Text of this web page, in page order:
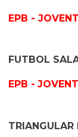
EPB -
FUTBOL
EPB -